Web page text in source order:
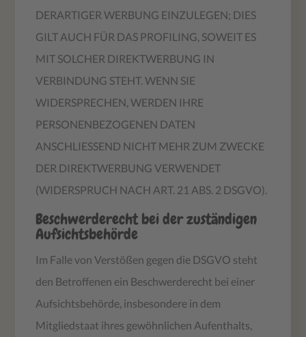
DERARTIGER WERBUNG EINZULEGEN; DIES
GILT AUCH FÜR DAS PROFILING, SOWEIT ES
MIT SOLCHER DIREKTWERBUNG IN
VERBINDUNG STEHT. WENN SIE
WIDERSPRECHEN, WERDEN IHRE
PERSONENBEZOGENEN DATEN
ANSCHLIESSEND NICHT MEHR ZUM ZWECKE
DER DIREKTWERBUNG VERWENDET
(WIDERSPRUCH NACH ART. 21 ABS. 2 DSGVO).
Beschwerde­recht bei der zuständigen
Aufsichts­behörde
Im Falle von Verstößen gegen die DSGVO steht
den Betroffenen ein Beschwerderecht bei einer
Aufsichtsbehörde, insbesondere in dem
Mitgliedstaat ihres gewöhnlichen Aufenthalts,